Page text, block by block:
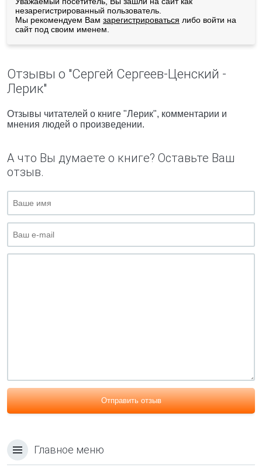
незарегистрированный пользователь.
Мы рекомендуем Вам зарегистрироваться либо войти на
сайт под своим именем.
Отзывы о "Сергей Сергеев-Ценский -
Лерик"
Отзывы читателей о книге "Лерик", комментарии и
мнения людей о произведении.
А что Вы думаете о книге? Оставьте Ваш
отзыв.
Отправить отзыв
Главное меню